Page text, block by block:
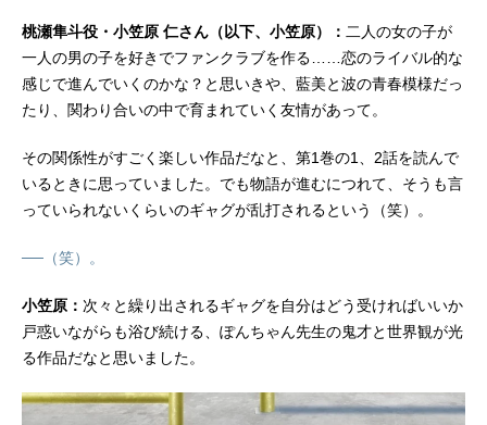
社刊）監督：外山草シリーズ構成・
脚本：皐月彩アニメーションキャラ
クターデ...
桃瀬隼斗役・小笠原 仁さん（以下、小笠原）： 二人の女の子が
一人の男の子を好きでファンクラブを作る……恋のライバル的な
感じで進んでいくのかな？と思いきや、藍美と波の青春模様だっ
たり、関わり合いの中で育まれていく友情があって。
その関係性がすごく楽しい作品だなと、第1巻の1、2話を読んで
いるときに思っていました。でも物語が進むにつれて、そうも言
っていられないくらいのギャグが乱打されるという（笑）。
──（笑）。
小笠原： 次々と繰り出されるギャグを自分はどう受ければいいか
戸惑いながらも浴び続ける、ぽんちゃん先生の鬼才と世界観が光
る作品だなと思いました。